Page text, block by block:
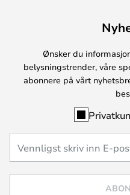
Ønsker du
belysningstrender, våre
abonnere på vårt